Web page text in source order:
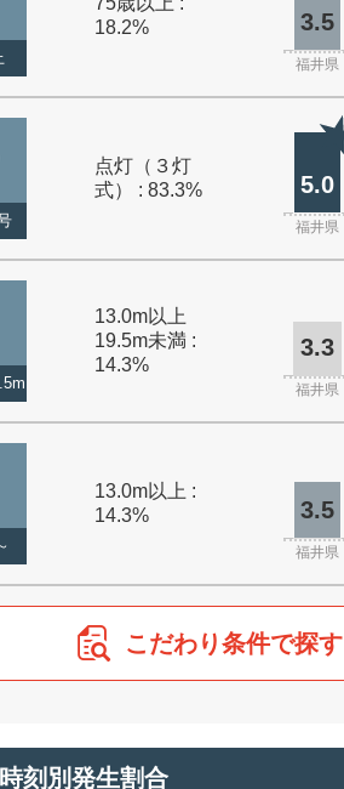
18.2%
3.5
福井県
点灯（３灯
式） : 83.3%
5.0
福井県
13.0m以上
19.5m未満 :
14.3%
3.3
福井県
13.0m以上 :
14.3%
3.5
福井県
こだわり条件で探す
刻別発生割合